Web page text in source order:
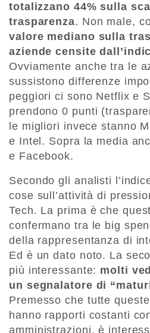
totalizzano 44% sulla
trasparenza. Non male,
valore mediano sulla
aziende censite
Ovviamente anche tra le
sussistono differenze
peggiori ci sono Netflix e
prendono 0 punti
le migliori invece stanno
e Intel. Sopra la media
e Facebook.
Secondo gli analisti
cose sull’attività di
Tech. La prima è che
confermano tra le big
della rappresentanza di
Ed è un dato noto. La
più interessante: molti
un segnalatore di
Premesso che tutte
hanno rapporti costanti
amministrazioni, è